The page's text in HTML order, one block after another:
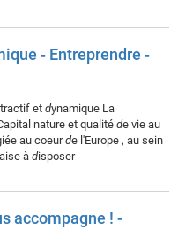
- Entreprendre -
et dynamique La
nature et qualité de vie au
au coeurde l'Europe , au sein
à disposer
accompagne ! -